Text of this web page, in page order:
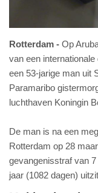
Rotterdam
Op
van een
een 53-jarige man uit
Paramaribo
luchthaven Koningin
De man is na een
Rotterdam op 28
gevangenisstraf van
jaar (1082 dagen)